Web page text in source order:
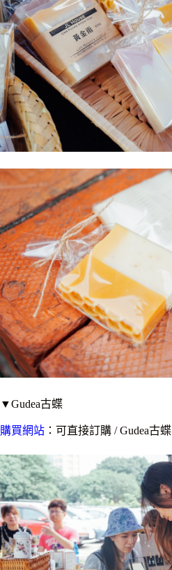
▼Gudea古蝶
購買網站 ：可直接訂購 / Gudea古蝶